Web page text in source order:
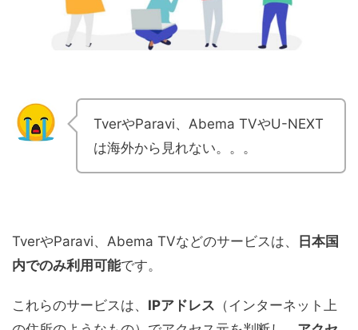
TverやParavi、Abema TVやU-NEXT
は海外から見れない。。。
TverやParavi、Abema TVなどのサービスは、
日本国
内でのみ利用可能です。
これらのサービスは、 IPアドレス （インターネット上